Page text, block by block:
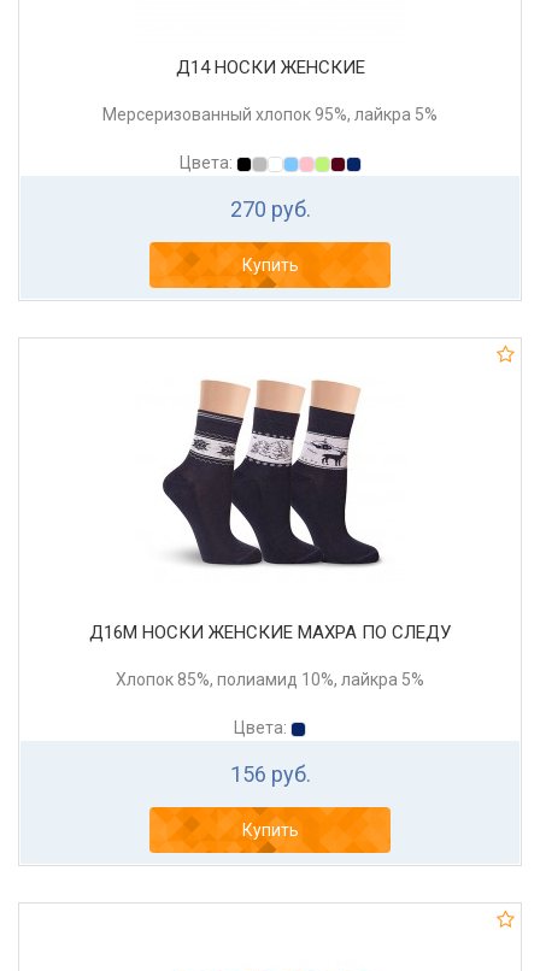
Д14 НОСКИ ЖЕНСКИЕ
Мерсеризованный хлопок 95%, лайкра 5%
Цвета:
270 руб.
Купить
Д16М НОСКИ ЖЕНСКИЕ МАХРА ПО СЛЕДУ
Хлопок 85%, полиамид 10%, лайкра 5%
Цвета:
156 руб.
Купить